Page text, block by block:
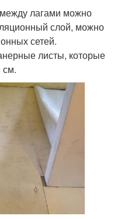
лагами можно
слой, можно
сетей.
листы, которые
см.